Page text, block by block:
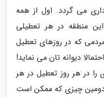
می گردد. اول از همه
منطقه در هر تعطیلی
که در روزهای تعطیل
دیوانه تان می نماید!
در هر روز تعطیل در هر
چیزی که ممکن است